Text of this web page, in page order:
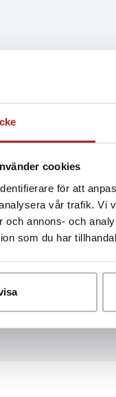
cookies
för att
vår trafik. Vi
och annons- och
som du har